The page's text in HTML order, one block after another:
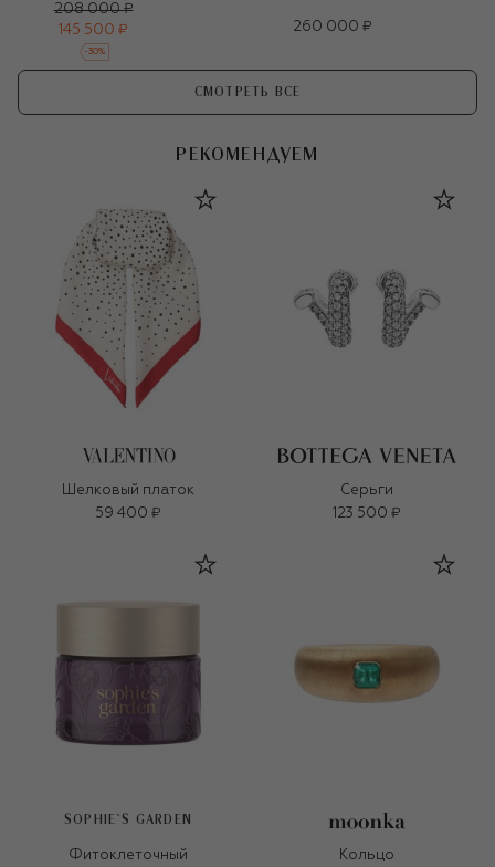
208 000 ₽
145 500 ₽
-30%
260 000 ₽
СМОТРЕТЬ ВСЕ
РЕКОМЕНДУЕМ
Шелковый платок
59 400 ₽
Серьги
123 500 ₽
SOPHIE`S GARDEN
Фитоклеточный
Кольцо